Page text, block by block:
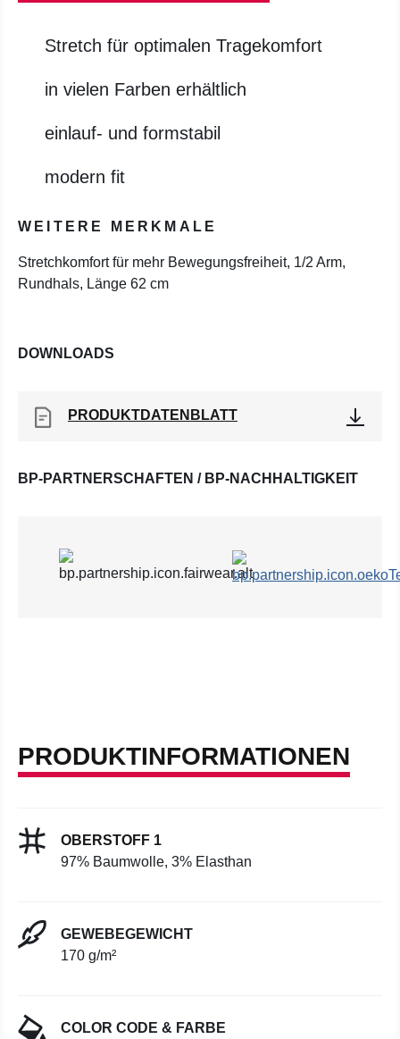
Stretch für optimalen Tragekomfort
in vielen Farben erhältlich
einlauf- und formstabil
modern fit
WEITERE MERKMALE
Stretchkomfort für mehr Bewegungsfreiheit, 1/2 Arm,
Rundhals, Länge 62 cm
DOWNLOADS
PRODUKTDATENBLATT
BP-PARTNERSCHAFTEN / BP-NACHHALTIGKEIT
PRODUKTINFORMATIONEN
OBERSTOFF 1
97% Baumwolle, 3% Elasthan
GEWEBEGEWICHT
170 g/m²
COLOR CODE & FARBE